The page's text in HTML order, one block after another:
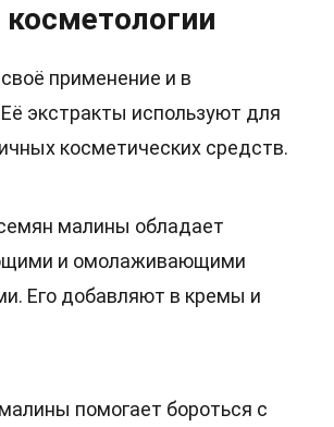
применение и в
экстракты используют для
косметических средств.
малины обладает
и омолаживающими
Его добавляют в кремы и
помогает бороться с